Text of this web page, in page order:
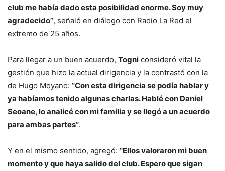
club me había dado esta posibilidad enorme. Soy muy
agradecido”, señaló en diálogo con Radio La Red el
extremo de 25 años.
Para llegar a un buen acuerdo, Togni consideró vital la
gestión que hizo la actual dirigencia y la contrastó con la
de Hugo Moyano: “Con esta dirigencia se podía hablar y
ya habíamos tenido algunas charlas. Hablé con Daniel
Seoane, lo analicé con mi familia y se llegó a un acuerdo
para ambas partes”.
Y en el mismo sentido, agregó: “Ellos valoraron mi buen
momento y que haya salido del club. Espero que sigan